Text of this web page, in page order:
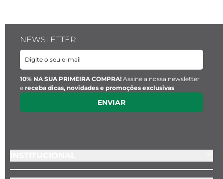
NEWSLETTER
10% NA SUA PRIMEIRA COMPRA! Assine a nossa newsletter
e receba dicas, novidades e promoções exclusivas
ENVIAR